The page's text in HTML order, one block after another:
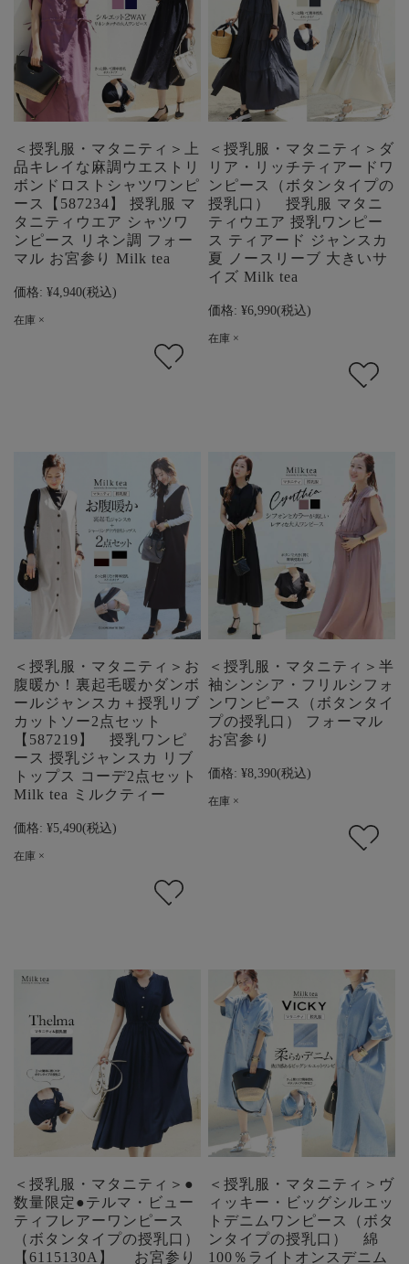
＜授乳服・マタニティ＞上
品キレイな麻調ウエストリ
ボンドロストシャツワンピ
ース【587234】 授乳服 マ
タニティウエア シャツワ
ンピース リネン調 フォー
マル お宮参り Milk tea
価格: ¥4,940(税込)
在庫 ×
＜授乳服・マタニティ＞ダ
リア・リッチティアードワ
ンピース（ボタンタイプの
授乳口） 授乳服 マタニ
ティウエア 授乳ワンピー
ス ティアード ジャンスカ
夏 ノースリーブ 大きいサ
イズ Milk tea
価格: ¥6,990(税込)
在庫 ×
＜授乳服・マタニティ＞お
腹暖か！裏起毛暖かダンボ
ールジャンスカ＋授乳リブ
カットソー2点セット
【587219】 授乳ワンピ
ース 授乳ジャンスカ リブ
トップス コーデ2点セット
Milk tea ミルクティー
価格: ¥5,490(税込)
在庫 ×
＜授乳服・マタニティ＞半
袖シンシア・フリルシフォ
ンワンピース（ボタンタイ
プの授乳口） フォーマル
お宮参り
価格: ¥8,390(税込)
在庫 ×
＜授乳服・マタニティ＞●
数量限定●テルマ・ビュー
ティフレアーワンピース
（ボタンタイプの授乳口）
【6115130A】 お宮参り
＜授乳服・マタニティ＞ヴ
ィッキー・ビッグシルエッ
トデニムワンピース（ボタ
ンタイプの授乳口） 綿
100％ライトオンスデニム